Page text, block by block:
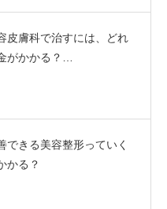
皮膚科で治すには、どれ
がかかる？…
できる美容整形っていく
かる？